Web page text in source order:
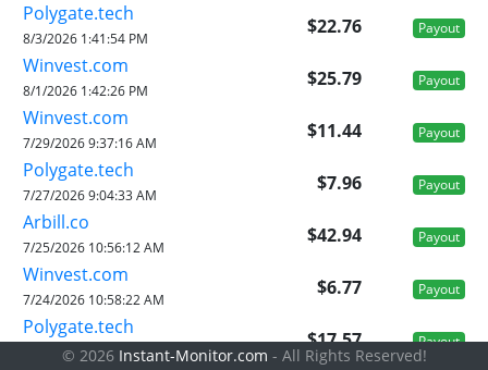
Polygate.tech
$22.76 Payout
8/3/2026 1:41:54 PM
Winvest.com
$25.79 Payout
8/1/2026 1:42:26 PM
Winvest.com
$11.44 Payout
7/29/2026 9:37:16 AM
Polygate.tech
$7.96 Payout
7/27/2026 9:04:33 AM
Arbill.co
$42.94 Payout
7/25/2026 10:56:12 AM
Winvest.com
$6.77 Payout
7/24/2026 10:58:22 AM
Polygate.tech
$17.57 Payout
7/24/2026 8:54:30 AM
© 2026 Instant-Monitor.com - All Rights Reserved!